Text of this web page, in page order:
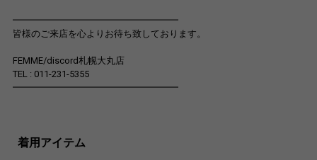
━━━━━━━━━━━━━━━━━━
皆様のご来店を心よりお待ち致しております。
FEMME/discord札幌大丸店
TEL : 011-231-5355
━━━━━━━━━━━━━━━━━━
着用アイテム